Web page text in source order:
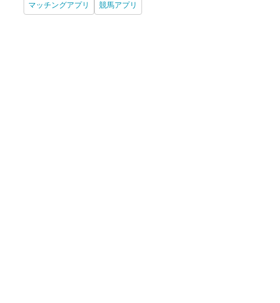
マッチングアプリ 競馬アプリ